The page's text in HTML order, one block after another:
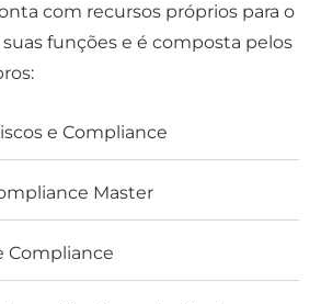
com recursos próprios para o
funções e é composta pelos
e Compliance
Master
Compliance